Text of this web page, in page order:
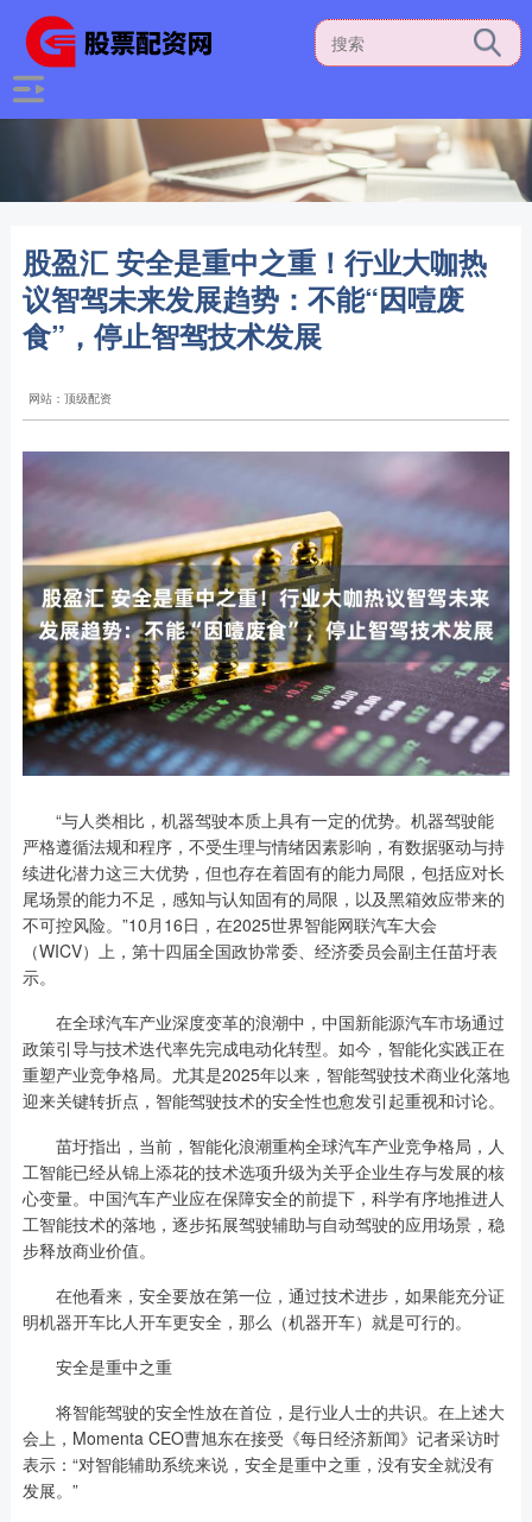
股盈汇 安全是重中之重！行业大咖热
议智驾未来发展趋势：不能“因噎废
食”，停止智驾技术发展
网站：顶级配资
“与人类相比，机器驾驶本质上具有一定的优势。机器驾驶能
严格遵循法规和程序，不受生理与情绪因素影响，有数据驱动与持
续进化潜力这三大优势，但也存在着固有的能力局限，包括应对长
尾场景的能力不足，感知与认知固有的局限，以及黑箱效应带来的
不可控风险。”10月16日，在2025世界智能网联汽车大会
（WICV）上，第十四届全国政协常委、经济委员会副主任苗圩表
示。
在全球汽车产业深度变革的浪潮中，中国新能源汽车市场通过
政策引导与技术迭代率先完成电动化转型。如今，智能化实践正在
重塑产业竞争格局。尤其是2025年以来，智能驾驶技术商业化落地
迎来关键转折点，智能驾驶技术的安全性也愈发引起重视和讨论。
苗圩指出，当前，智能化浪潮重构全球汽车产业竞争格局，人
工智能已经从锦上添花的技术选项升级为关乎企业生存与发展的核
心变量。中国汽车产业应在保障安全的前提下，科学有序地推进人
工智能技术的落地，逐步拓展驾驶辅助与自动驾驶的应用场景，稳
步释放商业价值。
在他看来，安全要放在第一位，通过技术进步，如果能充分证
明机器开车比人开车更安全，那么（机器开车）就是可行的。
安全是重中之重
将智能驾驶的安全性放在首位，是行业人士的共识。在上述大
会上，Momenta CEO曹旭东在接受《每日经济新闻》记者采访时
表示：“对智能辅助系统来说，安全是重中之重，没有安全就没有
发展。”